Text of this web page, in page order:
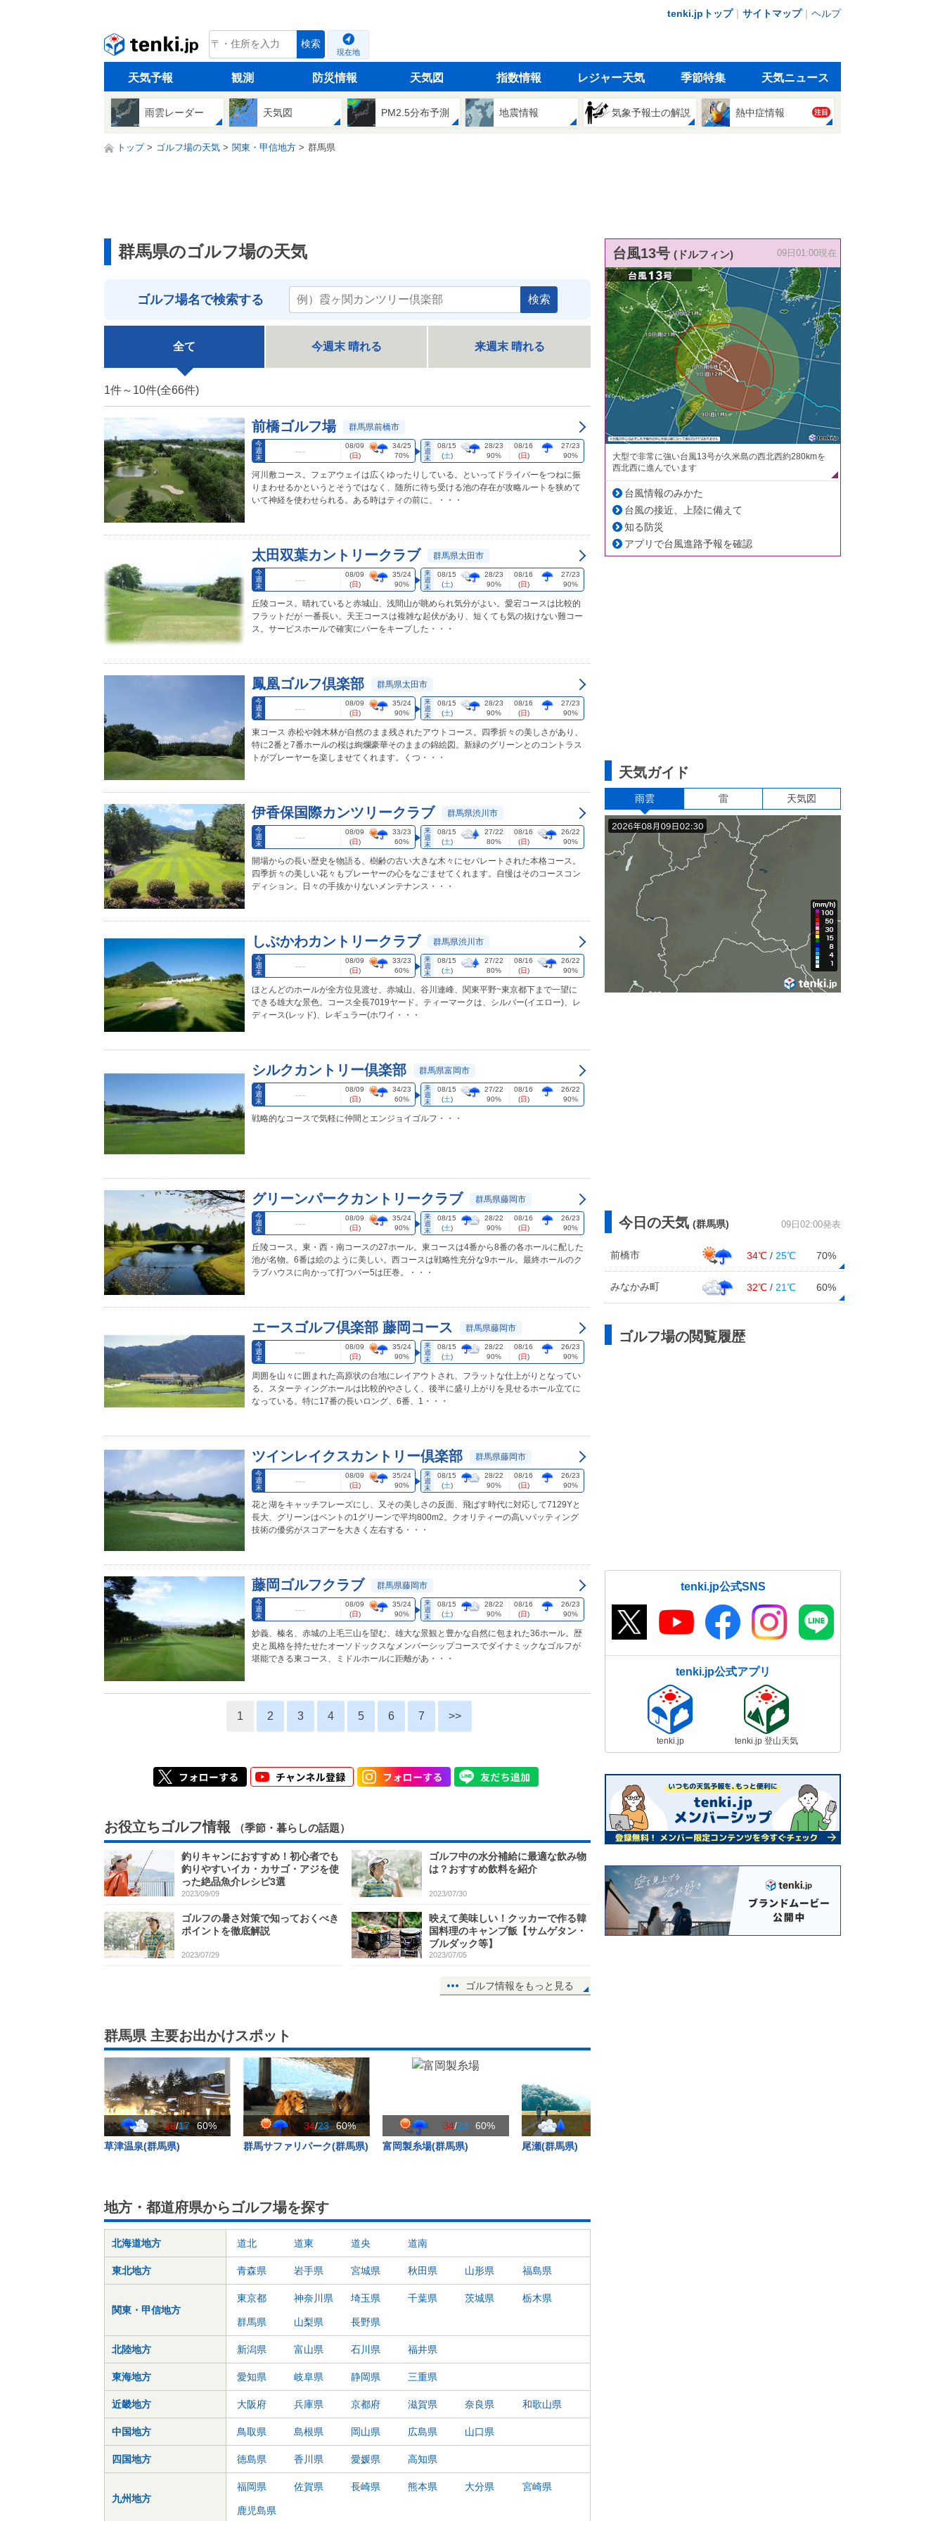
tenki.jpトップ｜ サイトマップ｜ ヘルプ
tenki.jp 検索
現在地
天気予報 観測 防災情報 天気図 指数情報 レジャー天気 季節特集 天気ニュース
雨雲レーダー 天気図 PM2.5分布予測 地震情報 気象予報士の解説 熱中症情報 注目
トップ ゴルフ場の天気 関東・甲信地方 群馬県
群馬県のゴルフ場の天気
ゴルフ場名で検索する 検索
全て 今週末 晴れる 来週末 晴れる
1件～10件(全66件)
前橋ゴルフ場 群馬県前橋市
今
週
末
08/09
(日)
34/25
70%
来
週
末
08/15
(土)
28/23
90%
08/16
(日)
27/23
90%
河川敷コース。フェアウェイは広くゆったりしている。といってドライバーをつねに振
りまわせるかというとそうではなく、随所に待ち受ける池の存在が攻略ルートを狭めて
いて神経を使わせられる。ある時はティの前に、・・・
太田双葉カントリークラブ 群馬県太田市
今
週
末
08/09
(日)
35/24
90%
来
週
末
08/15
(土)
28/23
90%
08/16
(日)
27/23
90%
丘陵コース。晴れていると赤城山、浅間山が眺められ気分がよい。愛宕コースは比較的
フラットだが 一番長い。天王コースは複雑な起伏があり、短くても気の抜けない難コー
ス。サービスホールで確実にパーをキープした・・・
鳳凰ゴルフ倶楽部 群馬県太田市
今
週
末
08/09
(日)
35/24
90%
来
週
末
08/15
(土)
28/23
90%
08/16
(日)
27/23
90%
東コース 赤松や雑木林が自然のまま残されたアウトコース。四季折々の美しさがあり、
特に2番と7番ホールの桜は絢爛豪華そのままの錦絵図。新緑のグリーンとのコントラス
トがプレーヤーを楽しませてくれます。くつ・・・
伊香保国際カンツリークラブ 群馬県渋川市
今
週
末
08/09
(日)
33/23
60%
来
週
末
08/15
(土)
27/22
80%
08/16
(日)
26/22
90%
開場からの長い歴史を物語る、樹齢の古い大きな木々にセパレートされた本格コース。
四季折々の美しい花々もプレーヤーの心をなごませてくれます。自慢はそのコースコン
ディション。日々の手抜かりないメンテナンス・・・
しぶかわカントリークラブ 群馬県渋川市
今
週
末
08/09
(日)
33/23
60%
来
週
末
08/15
(土)
27/22
80%
08/16
(日)
26/22
90%
ほとんどのホールが全方位見渡せ、赤城山、谷川連峰、関東平野~東京都下まで一望に
できる雄大な景色。コース全長7019ヤード。ティーマークは、シルバー(イエロー)、レ
ディース(レッド)、レギュラー(ホワイ・・・
シルクカントリー倶楽部 群馬県富岡市
今
週
末
08/09
(日)
34/23
60%
来
週
末
08/15
(土)
27/22
90%
08/16
(日)
26/22
90%
戦略的なコースで気軽に仲間とエンジョイゴルフ・・・
グリーンパークカントリークラブ 群馬県藤岡市
今
週
末
08/09
(日)
35/24
90%
来
週
末
08/15
(土)
28/22
90%
08/16
(日)
26/23
90%
丘陵コース。東・西・南コースの27ホール。東コースは4番から8番の各ホールに配した
池が名物。6番は絵のように美しい。西コースは戦略性充分な9ホール。最終ホールのク
ラブハウスに向かって打つパー5は圧巻。・・・
エースゴルフ倶楽部 藤岡コース 群馬県藤岡市
今
週
末
08/09
(日)
35/24
90%
来
週
末
08/15
(土)
28/22
90%
08/16
(日)
26/23
90%
周囲を山々に囲まれた高原状の台地にレイアウトされ、フラットな仕上がりとなってい
る。スターティングホールは比較的やさしく、後半に盛り上がりを見せるホール立てに
なっている。特に17番の長いロング、6番、1・・・
ツインレイクスカントリー倶楽部 群馬県藤岡市
今
週
末
08/09
(日)
35/24
90%
来
週
末
08/15
(土)
28/22
90%
08/16
(日)
26/23
90%
花と湖をキャッチフレーズにし、又その美しさの反面、飛ばす時代に対応して7129Yと
長大、グリーンはベントの1グリーンで平均800m2。クオリティーの高いパッティング
技術の優劣がスコアーを大きく左右する・・・
藤岡ゴルフクラブ 群馬県藤岡市
今
週
末
08/09
(日)
35/24
90%
来
週
末
08/15
(土)
28/22
90%
08/16
(日)
26/23
90%
妙義、榛名、赤城の上毛三山を望む、雄大な景観と豊かな自然に包まれた36ホール。歴
史と風格を持たせたオーソドックスなメンバーシップコースでダイナミックなゴルフが
堪能できる東コース、ミドルホールに距離があ・・・
1 2 3 4 5 6 7 >>
お役立ちゴルフ情報 （季節・暮らしの話題）
釣りキャンにおすすめ！初心者でも
釣りやすいイカ・カサゴ・アジを使
った絶品魚介レシピ3選
2023/09/09
ゴルフ中の水分補給に最適な飲み物
は？おすすめ飲料を紹介
2023/07/30
ゴルフの暑さ対策で知っておくべき
ポイントを徹底解説
2023/07/29
映えて美味しい！クッカーで作る韓
国料理のキャンプ飯【サムゲタン・
ブルダック等】
2023/07/05
ゴルフ情報をもっと見る
群馬県 主要お出かけスポット
26/17
60%
草津温泉(群馬県)
34/23
60%
群馬サファリパーク(群馬県)
34/23
60%
富岡製糸場(群馬県)
31
尾瀬(群馬県)
地方・都道府県からゴルフ場を探す
北海道地方 道北 道東 道央 道南
東北地方 青森県 岩手県 宮城県 秋田県 山形県 福島県
関東・甲信地方
東京都 神奈川県 埼玉県 千葉県 茨城県 栃木県
群馬県 山梨県 長野県
北陸地方 新潟県 富山県 石川県 福井県
東海地方 愛知県 岐阜県 静岡県 三重県
近畿地方 大阪府 兵庫県 京都府 滋賀県 奈良県 和歌山県
中国地方 鳥取県 島根県 岡山県 広島県 山口県
四国地方 徳島県 香川県 愛媛県 高知県
九州地方
福岡県 佐賀県 長崎県 熊本県 大分県 宮崎県
鹿児島県
台風13号 (ドルフィン) 09日01:00現在
大型で非常に強い台風13号が久米島の西北西約280kmを
西北西に進んでいます
台風情報のみかた
台風の接近、上陸に備えて
知る防災
アプリで台風進路予報を確認
天気ガイド
雨雲 雷 天気図
今日の天気 (群馬県) 09日02:00発表
前橋市 34℃ / 25℃ 70%
みなかみ町 32℃ / 21℃ 60%
ゴルフ場の閲覧履歴
tenki.jp公式SNS
tenki.jp公式アプリ
tenki.jp tenki.jp 登山天気